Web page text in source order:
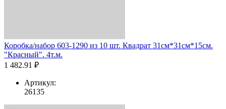
Коробка/набор 603-1290 из 10 шт. Квадрат 31см*31см*15см.
"Красный". 4т.м.
1 482.91 ₽
Артикул:
26135